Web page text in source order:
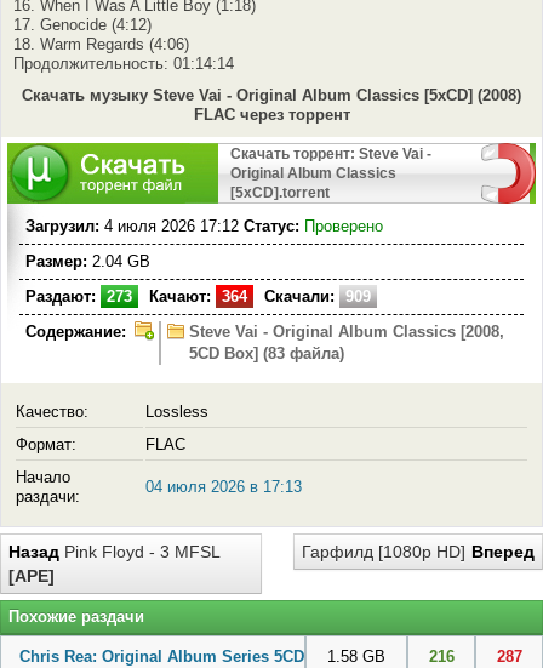
16. When I Was A Little Boy (1:18)
17. Genocide (4:12)
18. Warm Regards (4:06)
Продолжительность: 01:14:14
Скачать музыку Steve Vai - Original Album Classics [5xCD] (2008)
FLAC через торрент
Скачать торрент: Steve Vai -
Original Album Classics
[5xCD].torrent
Загрузил: 4 июля 2026 17:12 Статус: Проверено
Размер: 2.04 GB
Раздают:
273 Качают: 364 Скачали:
909
Содержание:
Steve Vai - Original Album Classics [2008,
5CD Box] (83 файла)
Качество:
Lossless
Формат:
FLAC
Начало
раздачи:
04 июля 2026 в 17:13
Назад Pink Floyd - 3 MFSL
[APE]
Вперед
Гарфилд [1080p HD]
Похожие раздачи
Chris Rea: Original Album Series 5CD
1.58 GB 216 287